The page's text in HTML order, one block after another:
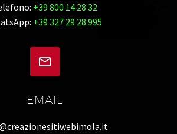
+39 800 14 28 32
+39 327 29 28 995


EMAIL